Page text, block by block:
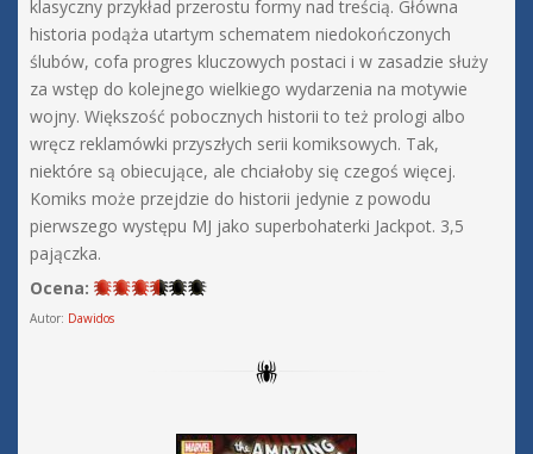
klasyczny przykład przerostu formy nad treścią. Główna
historia podąża utartym schematem niedokończonych
ślubów, cofa progres kluczowych postaci i w zasadzie służy
za wstęp do kolejnego wielkiego wydarzenia na motywie
wojny. Większość pobocznych historii to też prologi albo
wręcz reklamówki przyszłych serii komiksowych. Tak,
niektóre są obiecujące, ale chciałoby się czegoś więcej.
Komiks może przejdzie do historii jedynie z powodu
pierwszego występu MJ jako superbohaterki Jackpot. 3,5
pajączka.
Ocena:
Autor: Dawidos